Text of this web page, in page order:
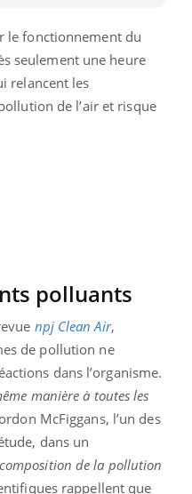
le fonctionnement du
seulement une heure
relancent les
de l’air et risque
polluants
npj Clean Air,
de pollution ne
dans l’organisme.
manière à toutes les
McFiggans, l’un des
dans un
de la pollution
rappellent que